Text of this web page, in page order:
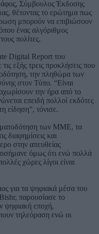
Σύμβουλος Έκδοσης
θέτοντας το ερώτημα πως
μπορούν να επιβιώσουν
ένας αλγόριθμος
πολίτες.
Digital Report του
εξής τρεις προκλήσεις που
την πληθώρα των
στον Τύπο. “Είναι
την ήρα από το
επειδή πολλοί εκδότες
είδηση”, τόνισε.
των ΜΜΕ, τα
διαφημίσεις και
στην απευθείας
όμως ότι ενώ πολλά
χώρες λίγοι είναι
για τα ψηφιακά μέσα του
παρουσίασε το
ψηφιακή εποχή,
τηλεόραση ενώ οι